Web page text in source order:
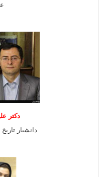
دكتر
دانشيار